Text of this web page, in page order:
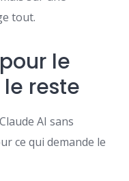
tout.
le
reste
AI sans
ce qui demande le